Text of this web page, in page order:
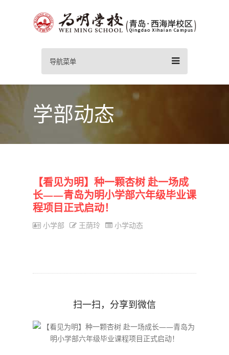
导航菜单
学部动态
【看见为明】种一颗杏树 赴一场成
长——青岛为明小学部六年级毕业课
程项目正式启动！
小学部 王荫玲 小学动态
扫一扫，分享到微信